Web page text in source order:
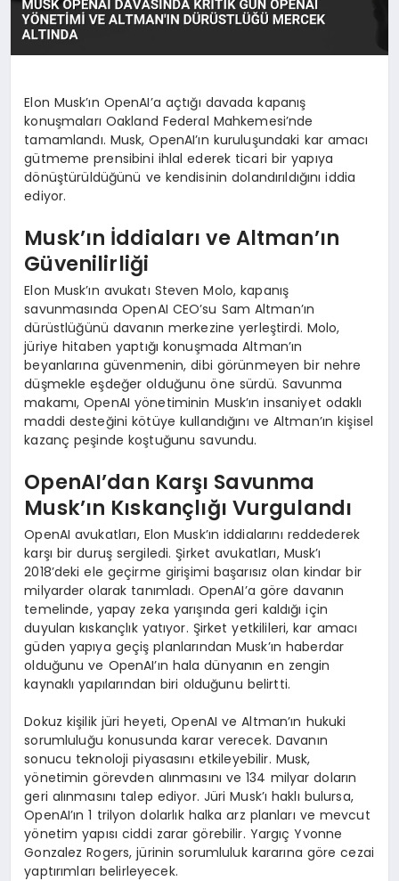
Elon Musk’ın OpenAI’a açtığı davada kapanış
konuşmaları Oakland Federal Mahkemesi’nde
tamamlandı. Musk, OpenAI’ın kuruluşundaki kar amacı
gütmeme prensibini ihlal ederek ticari bir yapıya
dönüştürüldüğünü ve kendisinin dolandırıldığını iddia
ediyor.
Musk’ın İddiaları ve Altman’ın
Güvenilirliği
Elon Musk’ın avukatı Steven Molo, kapanış
savunmasında OpenAI CEO’su Sam Altman’ın
dürüstlüğünü davanın merkezine yerleştirdi. Molo,
jüriye hitaben yaptığı konuşmada Altman’ın
beyanlarına güvenmenin, dibi görünmeyen bir nehre
düşmekle eşdeğer olduğunu öne sürdü. Savunma
makamı, OpenAI yönetiminin Musk’ın insaniyet odaklı
maddi desteğini kötüye kullandığını ve Altman’ın kişisel
kazanç peşinde koştuğunu savundu.
OpenAI’dan Karşı Savunma
Musk’ın Kıskançlığı Vurgulandı
OpenAI avukatları, Elon Musk’ın iddialarını reddederek
karşı bir duruş sergiledi. Şirket avukatları, Musk’ı
2018’deki ele geçirme girişimi başarısız olan kindar bir
milyarder olarak tanımladı. OpenAI’a göre davanın
temelinde, yapay zeka yarışında geri kaldığı için
duyulan kıskançlık yatıyor. Şirket yetkilileri, kar amacı
güden yapıya geçiş planlarından Musk’ın haberdar
olduğunu ve OpenAI’ın hala dünyanın en zengin
kaynaklı yapılarından biri olduğunu belirtti.
Dokuz kişilik jüri heyeti, OpenAI ve Altman’ın hukuki
sorumluluğu konusunda karar verecek. Davanın
sonucu teknoloji piyasasını etkileyebilir. Musk,
yönetimin görevden alınmasını ve 134 milyar doların
geri alınmasını talep ediyor. Jüri Musk’ı haklı bulursa,
OpenAI’ın 1 trilyon dolarlık halka arz planları ve mevcut
yönetim yapısı ciddi zarar görebilir. Yargıç Yvonne
Gonzalez Rogers, jürinin sorumluluk kararına göre cezai
yaptırımları belirleyecek.